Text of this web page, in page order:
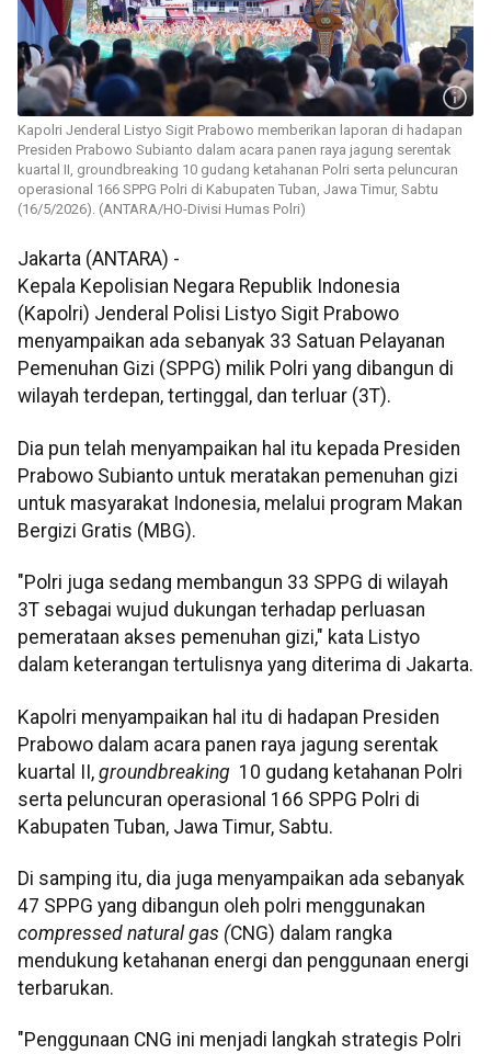
Kapolri Jenderal Listyo Sigit Prabowo memberikan laporan di hadapan
Presiden Prabowo Subianto dalam acara panen raya jagung serentak
kuartal II, groundbreaking 10 gudang ketahanan Polri serta peluncuran
operasional 166 SPPG Polri di Kabupaten Tuban, Jawa Timur, Sabtu
(16/5/2026). (ANTARA/HO-Divisi Humas Polri)
Jakarta (ANTARA) -
Kepala Kepolisian Negara Republik Indonesia
(Kapolri) Jenderal Polisi Listyo Sigit Prabowo
menyampaikan ada sebanyak 33 Satuan Pelayanan
Pemenuhan Gizi (SPPG) milik Polri yang dibangun di
wilayah terdepan, tertinggal, dan terluar (3T).
Dia pun telah menyampaikan hal itu kepada Presiden
Prabowo Subianto untuk meratakan pemenuhan gizi
untuk masyarakat Indonesia, melalui program Makan
Bergizi Gratis (MBG).
"Polri juga sedang membangun 33 SPPG di wilayah
3T sebagai wujud dukungan terhadap perluasan
pemerataan akses pemenuhan gizi," kata Listyo
dalam keterangan tertulisnya yang diterima di Jakarta.
Kapolri menyampaikan hal itu di hadapan Presiden
Prabowo dalam acara panen raya jagung serentak
kuartal II, groundbreaking 10 gudang ketahanan Polri
serta peluncuran operasional 166 SPPG Polri di
Kabupaten Tuban, Jawa Timur, Sabtu.
Di samping itu, dia juga menyampaikan ada sebanyak
47 SPPG yang dibangun oleh polri menggunakan
compressed natural gas (CNG) dalam rangka
mendukung ketahanan energi dan penggunaan energi
terbarukan.
"Penggunaan CNG ini menjadi langkah strategis Polri